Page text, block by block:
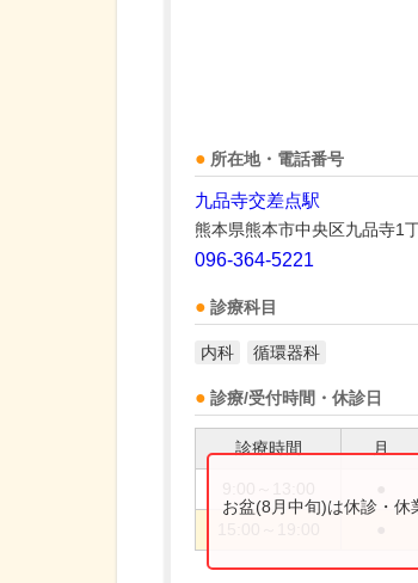
所在地・電話番号
九品寺交差点駅
熊本県熊本市中央区九品寺1
096-364-5221
診療科目
内科 循環器科
診療/受付時間・休診日
診療時間 月
お盆(8月中旬)は休診・休